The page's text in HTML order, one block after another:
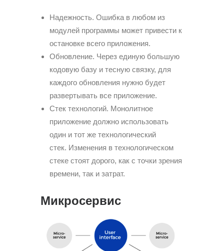
Надежность. Ошибка в любом из
модулей программы может привести к
остановке всего приложения.
Обновление. Через единую большую
кодовую базу и тесную связку, для
каждого обновления нужно будет
развертывать все приложение.
Стек технологий. Монолитное
приложение должно использовать
один и тот же технологический
стек. Изменения в технологическом
стеке стоят дорого, как с точки зрения
времени, так и затрат.
Микросервис